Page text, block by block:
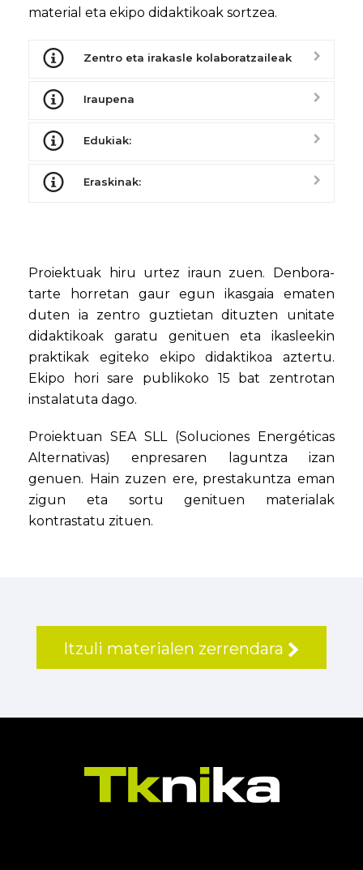
material eta ekipo didaktikoak sortzea.
Zentro eta irakasle kolaboratzaileak
Iraupena
Edukiak:
Eraskinak:
Proiektuak hiru urtez iraun zuen. Denbora-
tarte horretan gaur egun ikasgaia ematen
duten ia zentro guztietan dituzten unitate
didaktikoak garatu genituen eta ikasleekin
praktikak egiteko ekipo didaktikoa aztertu.
Ekipo hori sare publikoko 15 bat zentrotan
instalatuta dago.
Proiektuan SEA SLL (Soluciones Energéticas
Alternativas) enpresaren laguntza izan
genuen. Hain zuzen ere, prestakuntza eman
zigun eta sortu genituen materialak
kontrastatu zituen.
Itzuli materialen zerrendara